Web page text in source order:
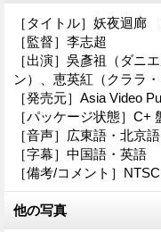
［タイトル］妖夜迴廊
［監督］李志超
［出演］吳彥祖（ダニ
ン）、恵英紅（クララ
［発売元］Asia Video
［パッケージ状態］C+
［音声］広東語・北京語
［字幕］中国語・英語
［備考/コメント］
他の写真